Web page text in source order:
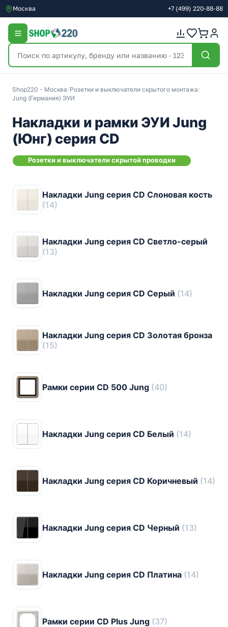
Москва +7 (499) 220-88-88
Shop220 - Москва/Розетки и выключатели скрытого монтажа/
Jung (Германия) ЭУИ
Накладки и рамки ЭУИ Jung
(Юнг) серия СD
Розетки и выключатели скрытой проводки
Накладки Jung серия CD Слоновая кость
(14)
Накладки Jung серия CD Светло-серый
(13)
Накладки Jung серия CD Серый (14)
Накладки Jung серия CD Золотая бронза
(15)
Рамки серии CD 500 Jung (40)
Накладки Jung серия CD Белый (14)
Накладки Jung серия CD Коричневый (14)
Накладки Jung серия CD Черный (13)
Накладки Jung серия CD Платина (14)
Рамки серии CD Plus Jung (37)